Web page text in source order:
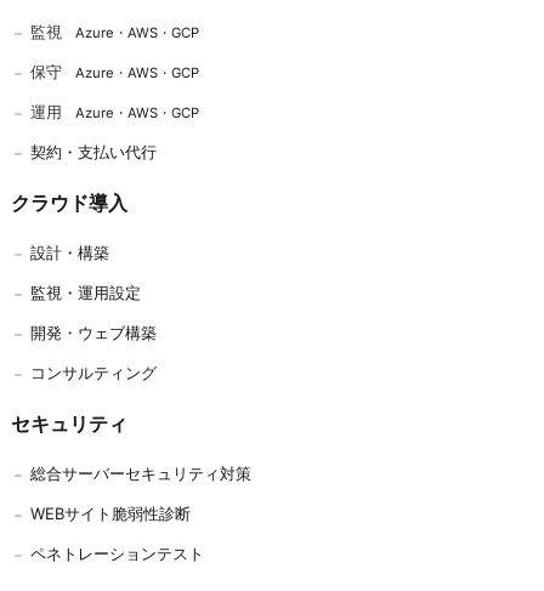
監視 Azure ・AWS ・GCP
保守 Azure ・AWS ・GCP
運用 Azure ・AWS ・GCP
契約・支払い代行
クラウド導入
設計・構築
監視・運用設定
開発 ・ ウェブ構築
コンサルティング
セキュリティ
総合サーバーセキュリティ対策
WEBサイト脆弱性診断
ペネトレーションテスト